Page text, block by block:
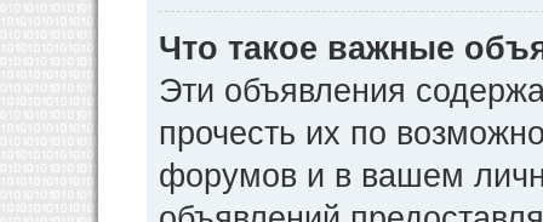
Что такое важные
Эти объявления
прочесть их по
форумов и в вашем